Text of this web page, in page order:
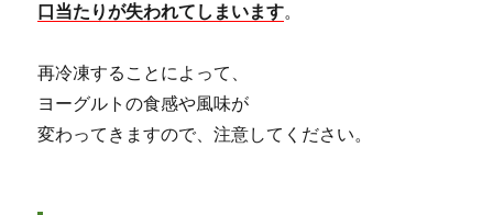
口当たりが失われてしまいます。
再冷凍することによって、
ヨーグルトの食感や風味が
変わってきますので、注意してください。